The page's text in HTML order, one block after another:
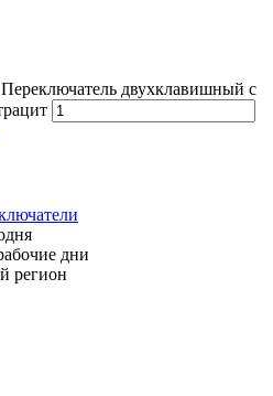
двухклавишный с
дни
регион